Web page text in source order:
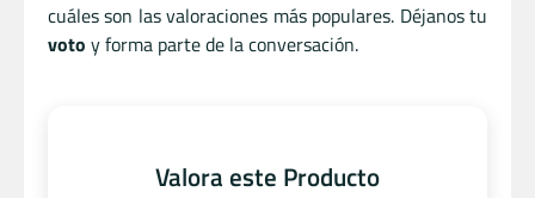
cuáles son las valoraciones más populares. Déjanos tu
voto y forma parte de la conversación.
Valora este Producto